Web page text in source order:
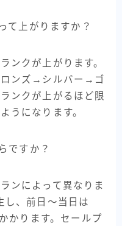
て上がりますか？
ンクが上がります。
ロンズ→シルバー→ゴ
ンクが上がるほど限
うになります。
ですか？
ンによって異なりま
し、前日〜当日は
かります。セールプ